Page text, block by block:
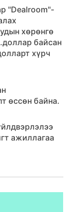
"Dealroom"-
хөрөнгө
байсан
хүрч
өссөн байна.
ажиллагаа